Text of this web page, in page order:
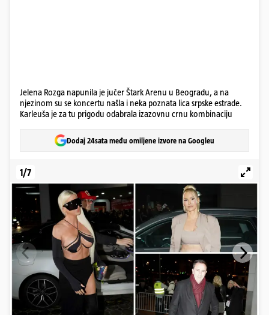
Jelena Rozga napunila je jučer Štark Arenu u Beogradu, a na
njezinom su se koncertu našla i neka poznata lica srpske estrade.
Karleuša je za tu prigodu odabrala izazovnu crnu kombinaciju
Dodaj 24sata među omiljene izvore na Googleu
1/7